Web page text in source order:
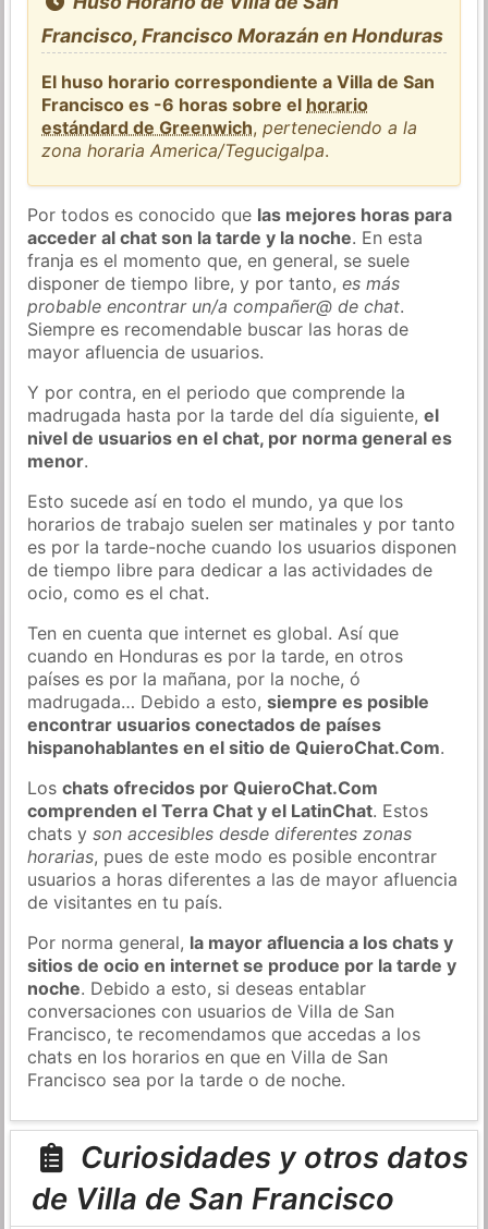
Francisco, Francisco Morazán en Honduras
El huso horario correspondiente a Villa de San
Francisco es -6 horas sobre el horario
estándard de Greenwich,perteneciendo a la
zona horaria America/Tegucigalpa.
Por todos es conocido que las mejores horas para
acceder al chat son la tarde y la noche. En esta
franja es el momento que, en general, se suele
disponer de tiempo libre, y por tanto,es más
probable encontrar un/a compañer@ de chat.
Siempre es recomendable buscar las horas de
mayor afluencia de usuarios.
Y por contra, en el periodo que comprende la
madrugada hasta por la tarde del día siguiente,el
nivel de usuarios en el chat, por norma general es
menor.
Esto sucede así en todo el mundo, ya que los
horarios de trabajo suelen ser matinales y por tanto
es por la tarde-noche cuando los usuarios disponen
de tiempo libre para dedicar a las actividades de
ocio, como es el chat.
Ten en cuenta que internet es global. Así que
cuando en Honduras es por la tarde, en otros
países es por la mañana, por la noche, ó
madrugada… Debido a esto,siempre es posible
encontrar usuarios conectados de países
hispanohablantes en el sitio de QuieroChat.Com.
Loschats ofrecidos por QuieroChat.Com
comprenden el Terra Chat y el LatinChat. Estos
chats yson accesibles desde diferentes zonas
horarias, pues de este modo es posible encontrar
usuarios a horas diferentes a las de mayor afluencia
de visitantes en tu país.
Por norma general, la mayor afluencia a los chats y
sitios de ocio en internet se produce por la tarde y
noche. Debido a esto, si deseas entablar
conversaciones con usuarios de Villa de San
Francisco, te recomendamos que accedas a los
chats en los horarios en que en Villa de San
Francisco sea por la tarde o de noche.
Curiosidades y otros datos
de Villa de San Francisco